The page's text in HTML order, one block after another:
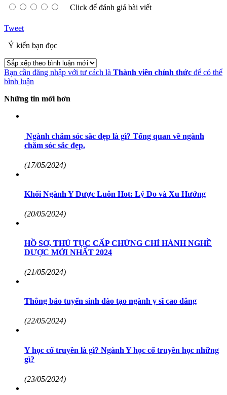
Click để đánh giá bài viết
Tweet
Ý kiến bạn đọc
Bạn cần đăng nhập với tư cách là Thành viên chính thức để có thể
bình luận
Những tin mới hơn
Ngành chăm sóc sắc đẹp là gì? Tổng quan về ngành
chăm sóc sắc đẹp.
(17/05/2024)
Khối Ngành Y Dược Luôn Hot: Lý Do và Xu Hướng
(20/05/2024)
HỒ SƠ, THỦ TỤC CẤP CHỨNG CHỈ HÀNH NGHỀ
DƯỢC MỚI NHẤT 2024
(21/05/2024)
Thông báo tuyển sinh đào tạo ngành y sĩ cao đẳng
(22/05/2024)
Y học cổ truyền là gì? Ngành Y học cổ truyền học những
gì?
(23/05/2024)